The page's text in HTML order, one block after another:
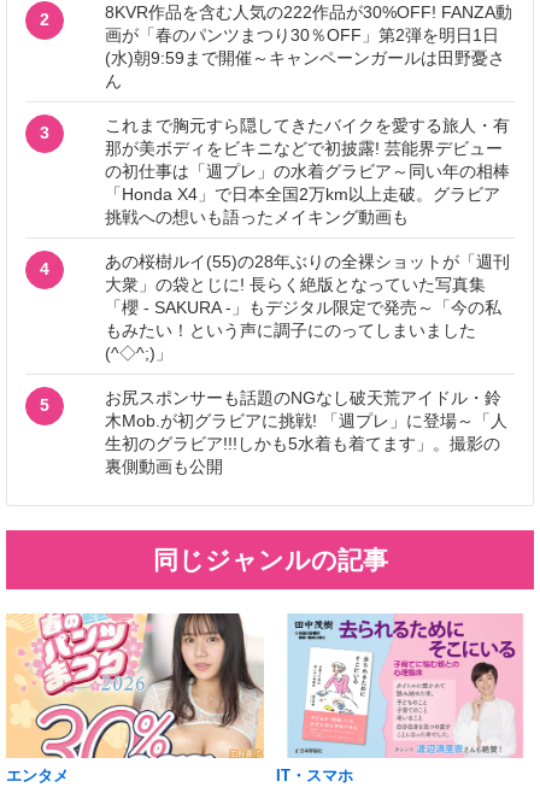
2
8KVR作品を含む人気の222作品が30%OFF! FANZA動
画が「春のパンツまつり30％OFF」第2弾を明日1日
(水)朝9:59まで開催～キャンペーンガールは田野憂さ
ん
3
これまで胸元すら隠してきたバイクを愛する旅人・有
那が美ボディをビキニなどで初披露! 芸能界デビュー
の初仕事は「週プレ」の水着グラビア～同い年の相棒
「Honda X4」で日本全国2万km以上走破。グラビア
挑戦への想いも語ったメイキング動画も
4
あの桜樹ルイ(55)の28年ぶりの全裸ショットが「週刊
大衆」の袋とじに! 長らく絶版となっていた写真集
「櫻 - SAKURA -」もデジタル限定で発売～「今の私
もみたい！という声に調子にのってしまいました
(^◇^;)」
5
お尻スポンサーも話題のNGなし破天荒アイドル・鈴
木Mob.が初グラビアに挑戦! 「週プレ」に登場～「人
生初のグラビア!!!しかも5水着も着てます」。撮影の
裏側動画も公開
同じジャンルの記事
エンタメ IT・スマホ